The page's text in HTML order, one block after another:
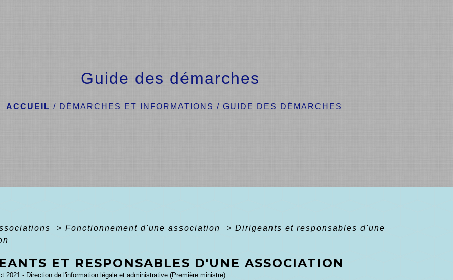
Guide des démarches
ACCUEIL / DÉMARCHES ET INFORMATIONS /GUIDE DES DÉMARCHES
> Fonctionnement d'une association > Dirigeants et responsables d'une
ET RESPONSABLES D'UNE ASSOCIATION
2021 - Direction de l'information légale et administrative (Première ministre)